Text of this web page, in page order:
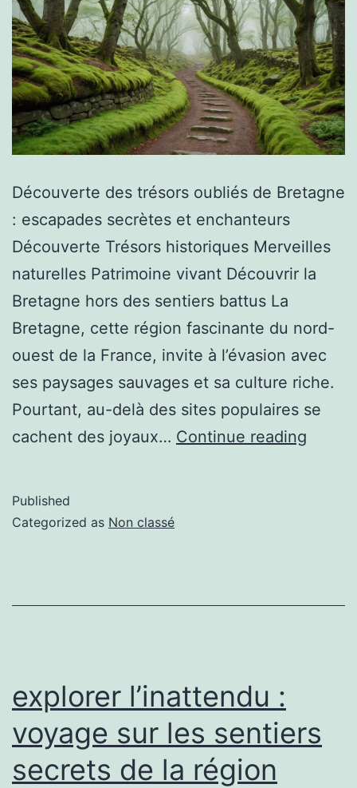
Découverte des trésors oubliés de Bretagne
: escapades secrètes et enchanteurs
Découverte Trésors historiques Merveilles
naturelles Patrimoine vivant Découvrir la
Bretagne hors des sentiers battus La
Bretagne, cette région fascinante du nord-
ouest de la France, invite à l’évasion avec
ses paysages sauvages et sa culture riche.
Pourtant, au-delà des sites populaires se
cachent des joyaux… Continue reading
Published
Categorized as Non classé
explorer l’inattendu :
voyage sur les sentiers
secrets de la région